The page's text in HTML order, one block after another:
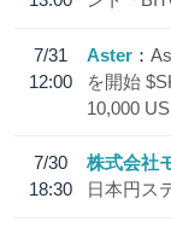
7/31
12:00
Aster
を開始
10,000
7/30
18:30
株式会社
日本円ス